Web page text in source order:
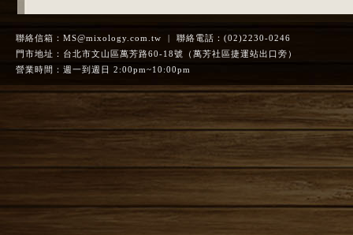
聯絡信箱： MS@mixology.com.tw | 聯絡電話：(02)2230-0246
門市地址：台北市文山區萬芳路60-18號（萬芳社區捷運站出口旁）
營業時間：週一到週日 2:00pm~10:00pm